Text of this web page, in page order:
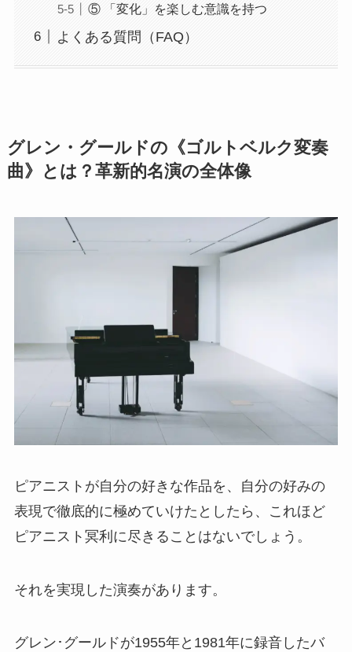
⑤ 「変化」を楽しむ意識を持つ
よくある質問（FAQ）
グレン・グールドの《ゴルトベルク変奏
曲》とは？革新的名演の全体像
ピアニストが自分の好きな作品を、自分の好みの
表現で徹底的に極めていけたとしたら、これほど
ピアニスト冥利に尽きることはないでしょう。
それを実現した演奏があります。
グレン･グールドが1955年と1981年に録音したバ